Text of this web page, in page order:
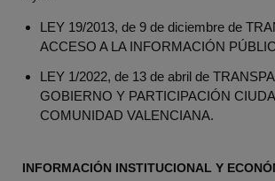
LEY 19/2013, de 9 de diciembre de
ACCESO A LA INFORMACIÓN
LEY 1/2022, de 13 de abril de
GOBIERNO Y PARTICIPACIÓN
COMUNIDAD VALENCIANA.
INFORMACIÓN INSTITUCIONAL Y